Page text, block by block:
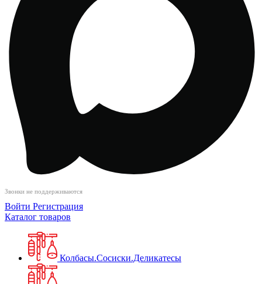
Звонки не поддерживаются
Войти Регистрация
Каталог товаров
Колбасы.Сосиски.Деликатесы